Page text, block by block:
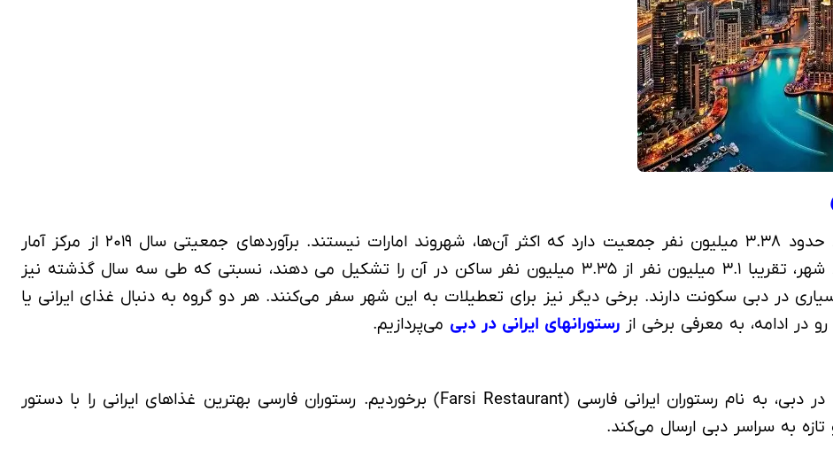
بر اساس آمار ثبت شده در ژانویه۲۰۲۰، شهر دبی حدود ۳.۳۸ میلیون نفر جمعیت دارد که اکثر آن‌ها، شهروند امارات نیستند. برآوردهای جمعیتی سال ۲۰۱۹ از مرکز آمار
دبی، حاکی از آن است که جمعیت غیر اماراتی این شهر، تقریبا ۳.۱ میلیون نفر از ۳.۳۵ میلیون نفر ساکن در آن را تشکیل می دهند، نسبتی که طی سه سال گذشته نیز
در دبی سکونت دارند. برخی دیگر نیز برای تعطیلات به این شهر سفر می‌کنند. هر دو گروه به دنبال غذای ایرانی یا
در ادامه، به معرفی برخی از رستورانهای ایرانی در دبی می‌پردازیم.
با مراجعه به فهرست بهترین رستوران های ایرانی در دبی، به نام رستوران ایرانی فارسی (Farsi Restaurant) برخوردیم. رستوران فارسی بهترین غذاهای ایرانی را با دستور
به سراسر دبی ارسال می‌کند.